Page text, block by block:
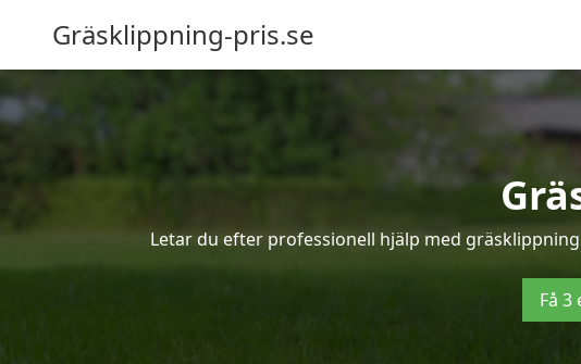
Gräsklippning-pris.se
Letar du efter professionell hjälp med
Få